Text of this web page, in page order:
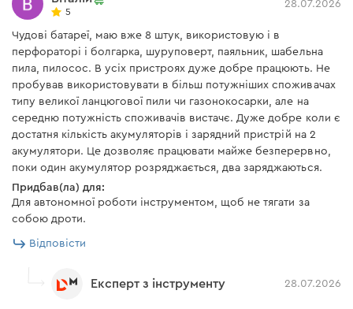
4 А/г. Завдяки своїм ємнісним показникам та чудовій
автономності вона дозволяє проявити ресурс
інструменту на всі 100% і виконувати професійні
завдання, не зупиняючись. Варто зазначити, що
батарея сумісна з будь-яким 20 V акумуляторним
інструментом Dnipro-M.
Тип акумулятора
що надають батареї ряд переваг: відсутність «пам'яті
Час заряду акумулятора:
ЗП Dnipro-M FC-230/FC-
230 Dual
Допустима температура
для заряджання АКБ
від +5°С до +45°С
Кількість елементів 10
Індикація помилок немає
Індикатор заряду батареї є
Захист від перегріву є
5
28.07.2026
Чудові батареї, маю вже 8 штук, використовую і в
перфораторі і болгарка, шуруповерт, паяльник, шабельна
пила, пилосос. В усіх пристроях дуже добре працюють. Не
пробував використовувати в більш потужніших споживачах
типу великої ланцюгової пили чи газонокосарки, але на
середню потужність споживачів вистачє. Дуже добре коли є
достатня кількість акумуляторів і зарядний пристрій на 2
акумулятори. Це дозволяє працювати майже безперервно,
поки один акумулятор розряджається, два заряджаються.
Придбав(ла) для:
Для автономної роботи інструментом, щоб не тягати за
собою дроти.
Відповісти
Експерт з інструменту 28.07.2026